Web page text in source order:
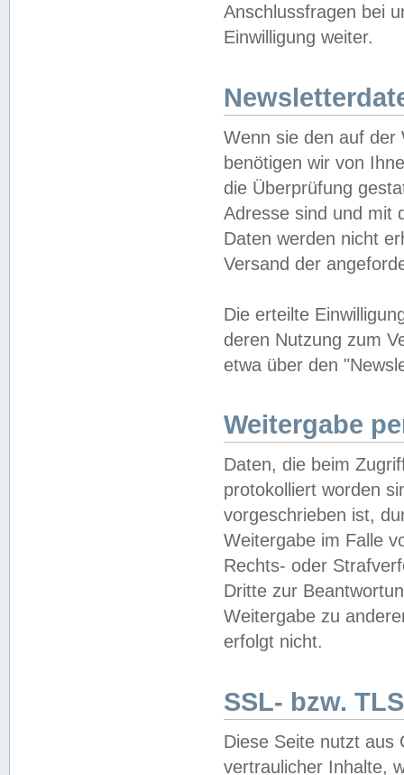
Anschlussfragen bei
Einwilligung weiter.
Wenn sie den auf der
benötigen wir von
die Überprüfung
Adresse sind und mit
Daten werden nicht
Versand der
Die erteilte
deren Nutzung zum
etwa über den
Weitergabe
Daten, die beim
protokolliert worden
vorgeschrieben ist,
Weitergabe im Falle
Rechts- oder
Dritte zur
Weitergabe zu
erfolgt nicht.
SSL- bzw.
Diese Seite nutzt aus
vertraulicher Inhalte,